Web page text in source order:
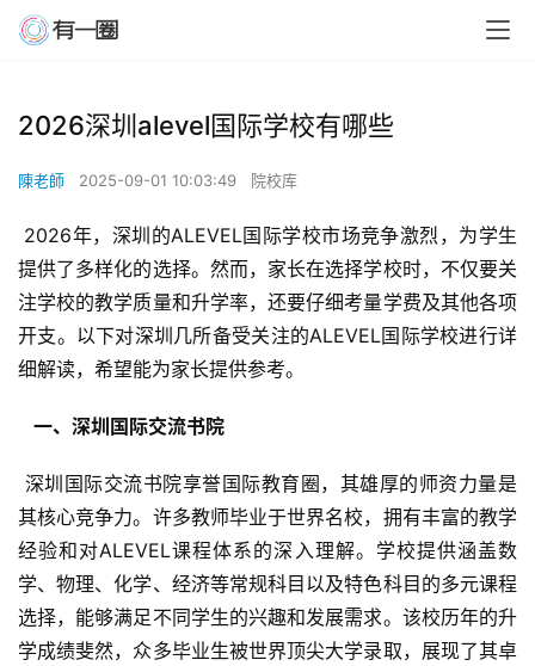
2026深圳alevel国际学校有哪些
陳老師 2025-09-01 10:03:49 院校库
提供了多样化的选择。然而，家长在选择学校时，不仅要关
注学校的教学质量和升学率，还要仔细考量学费及其他各项
开支。以下对深圳几所备受关注的ALEVEL国际学校进行详
细解读，希望能为家长提供参考。
  一、深圳国际交流书院
其核心竞争力。许多教师毕业于世界名校，拥有丰富的教学
经验和对ALEVEL课程体系的深入理解。学校提供涵盖数
学、物理、化学、经济等常规科目以及特色科目的多元课程
选择，能够满足不同学生的兴趣和发展需求。该校历年的升
学成绩斐然，众多毕业生被世界顶尖大学录取，展现了其卓